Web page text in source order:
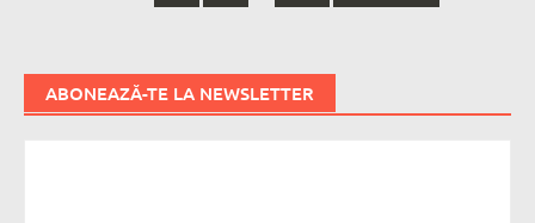
ABONEAZĂ-TE LA NEWSLETTER